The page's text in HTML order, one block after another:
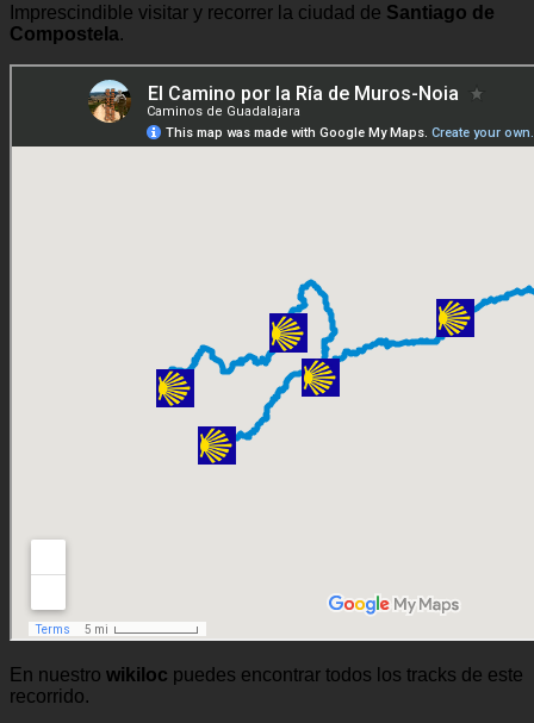
Imprescindible visitar y recorrer la ciudad de Santiago de
Compostela.
En nuestro wikiloc puedes encontrar todos los tracks de este
recorrido.